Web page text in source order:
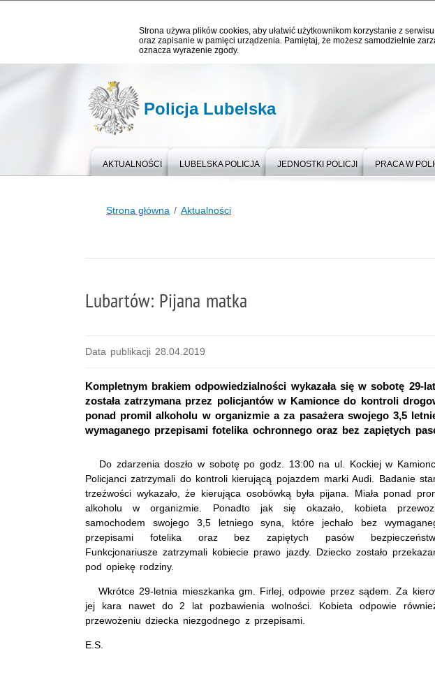
Strona używa plików cookies, aby ułatwić użytkownikom korzystanie z
oraz zapisanie w pamięci urządzenia. Pamiętaj, że możesz samodzielnie
oznacza wyrażenie zgody.
Policja Lubelska
AKTUALNOŚCI LUBELSKA POLICJA JEDNOSTKI POLICJI PRACA W
Strona główna Aktualności
Lubartów: Pijana matka
Data publikacji 28.04.2019
Kompletnym brakiem odpowiedzialności wykazała się w sobotę 29-
została zatrzymana przez policjantów w Kamionce do kontroli
ponad promil alkoholu w organizmie a za pasażera swojego 3,5
wymaganego przepisami fotelika ochronnego oraz bez zapiętych
Do zdarzenia doszło w sobotę po godz. 13:00 na ul. Kockiej w
Policjanci zatrzymali do kontroli kierującą pojazdem marki Audi. Badanie
trzeźwości wykazało, że kierująca osobówką była pijana. Miała ponad
alkoholu w organizmie. Ponadto jak się okazało, kobieta
samochodem swojego 3,5 letniego syna, które jechało bez
przepisami fotelika oraz bez zapiętych pasów
Funkcjonariusze zatrzymali kobiecie prawo jazdy. Dziecko zostało
pod opiekę rodziny.
Wkrótce 29-letnia mieszkanka gm. Firlej, odpowie przez sądem. Za
jej kara nawet do 2 lat pozbawienia wolności. Kobieta odpowie
przewożeniu dziecka niezgodnego z przepisami.
E.S.